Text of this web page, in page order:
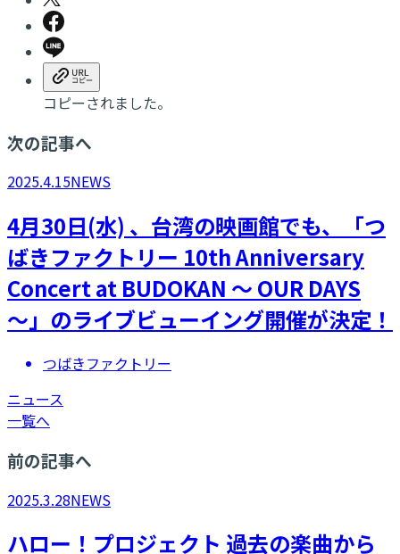
コピーされました。
次の記事へ
2025.4.15NEWS
4月30日(水) 、台湾の映画館でも、「つ
ばきファクトリー 10th Anniversary
Concert at BUDOKAN ～ OUR DAYS
～」のライブビューイング開催が決定！
つばきファクトリー
ニュース
一覧へ
前の記事へ
2025.3.28NEWS
ハロー！プロジェクト 過去の楽曲から